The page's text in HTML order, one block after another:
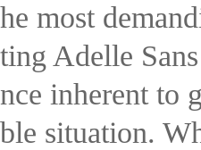
he most
ting Adelle
nce inherent to
ble situation.